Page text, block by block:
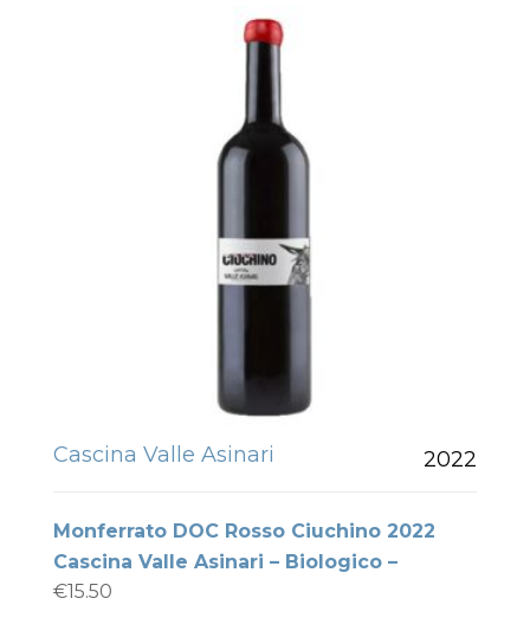
Cascina Valle Asinari 2022
Monferrato DOC Rosso Ciuchino 2022
Cascina Valle Asinari – Biologico –
€15.50